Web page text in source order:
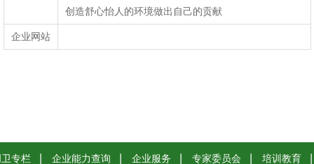
创造舒心怡人的环境做出自己的贡献
企业网站
专栏 企业能力查询 企业服务 专家委员会 培训教育